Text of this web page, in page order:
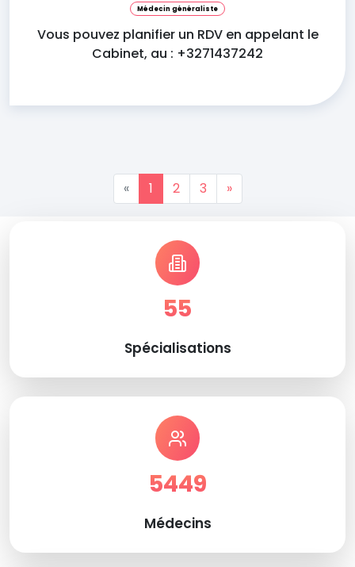
Médecin généraliste
Vous pouvez planifier un RDV en appelant le
Cabinet, au : +3271437242
« 1 2 3 »
55
Spécialisations
5449
Médecins